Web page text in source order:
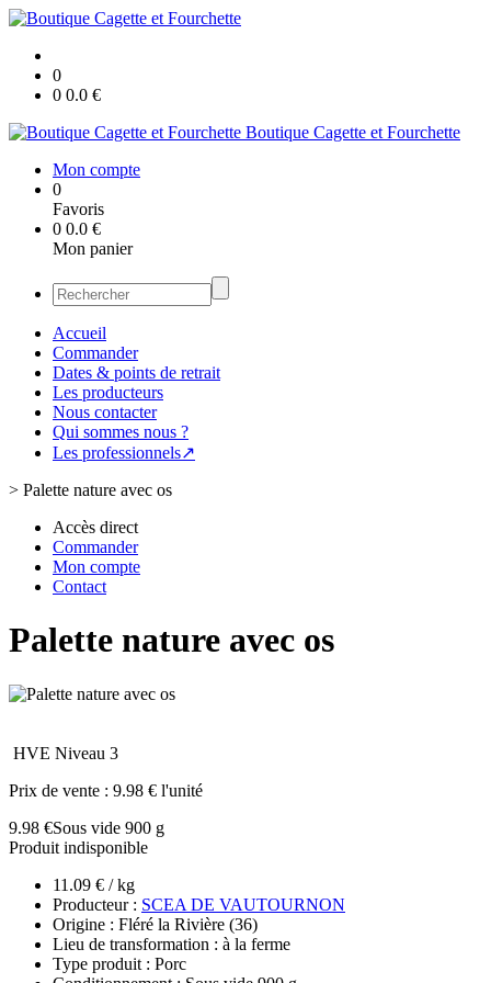
0
0 0.0 €
Boutique Cagette et Fourchette
Mon compte
0
Favoris
0 0.0 €
Mon panier
Accueil
Commander
Dates & points de retrait
Les producteurs
Nous contacter
Qui sommes nous ?
Les professionnels↗
> Palette nature avec os
Accès direct
Commander
Mon compte
Contact
Palette nature avec os
HVE Niveau 3
Prix de vente : 9.98 € l'unité
9.98 €Sous vide 900 g
Produit indisponible
11.09 € / kg
Producteur : SCEA DE VAUTOURNON
Origine : Fléré la Rivière (36)
Lieu de transformation : à la ferme
Type produit : Porc